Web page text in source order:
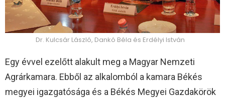
Dr. Kulcsár László, Dankó Béla és Erdélyi István
Egy évvel ezelőtt alakult meg a Magyar Nemzeti
Agrárkamara. Ebből az alkalomból a kamara Békés
megyei igazgatósága és a Békés Megyei Gazdakörök